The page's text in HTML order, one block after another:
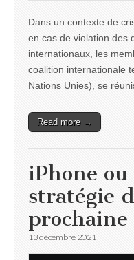
Dans un contexte de
en cas de violation des
internationaux, les
coalition internationale
Nations Unies), se
Read more →
iPhone
stratégie
prochaine
13 décembre 2021